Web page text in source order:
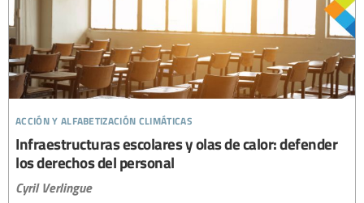
acción y alfabetización climáticas
Infraestructuras escolares y olas de calor: defender
los derechos del personal
Cyril Verlingue